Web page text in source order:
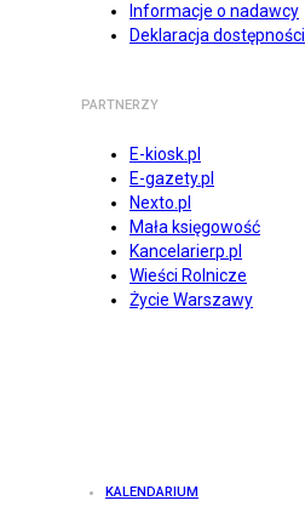
Informacje o nadawcy
Deklaracja dostępności
PARTNERZY
E-kiosk.pl
E-gazety.pl
Nexto.pl
Mała księgowość
Kancelarierp.pl
Wieści Rolnicze
Życie Warszawy
KALENDARIUM